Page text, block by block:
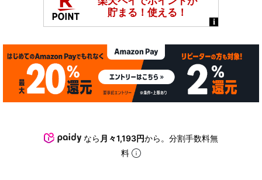
なら 月々1,193円から。分割手数料無
料